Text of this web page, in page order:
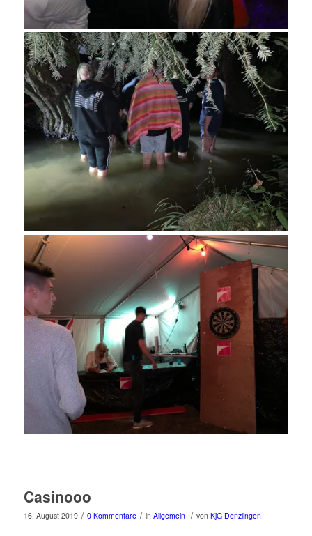
Casinooo
16. August 2019 / 0 Kommentare / in Allgemein / von KjG Denzlingen